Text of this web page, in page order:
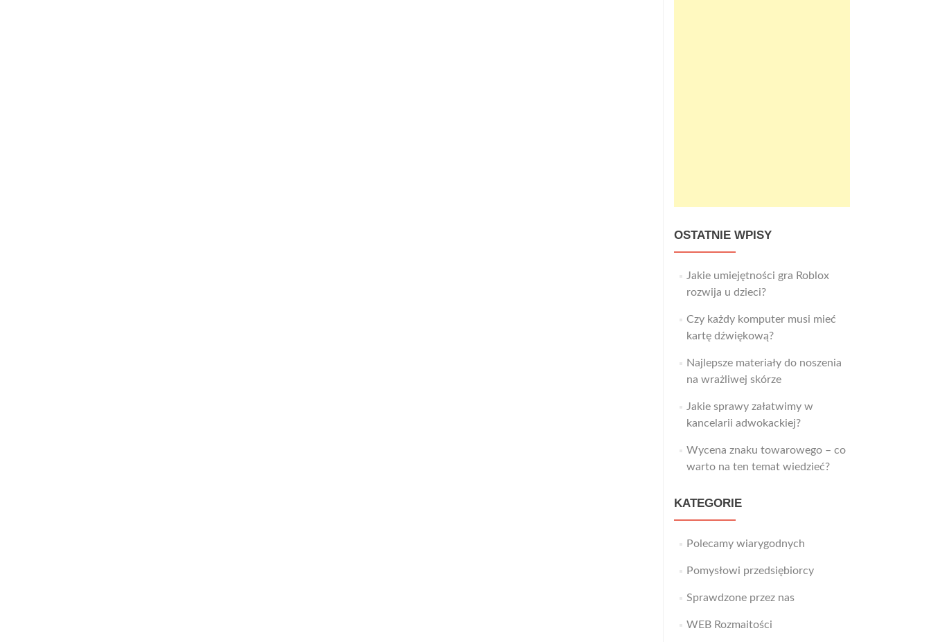
OSTATNIE WPISY
Jakie umiejętności gra Roblox
rozwija u dzieci?
Czy każdy komputer musi mieć
kartę dźwiękową?
Najlepsze materiały do noszenia
na wrażliwej skórze
Jakie sprawy załatwimy w
kancelarii adwokackiej?
Wycena znaku towarowego – co
warto na ten temat wiedzieć?
KATEGORIE
Polecamy wiarygodnych
Pomysłowi przedsiębiorcy
Sprawdzone przez nas
WEB Rozmaitości